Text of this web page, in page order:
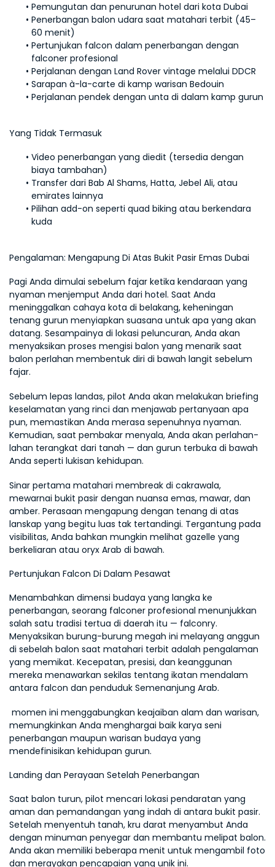
Pemungutan dan penurunan hotel dari kota Dubai
Penerbangan balon udara saat matahari terbit (45–
60 menit)
Pertunjukan falcon dalam penerbangan dengan
falconer profesional
Perjalanan dengan Land Rover vintage melalui DDCR
Sarapan à-la-carte di kamp warisan Bedouin
Perjalanan pendek dengan unta di dalam kamp gurun
Yang Tidak Termasuk
Video penerbangan yang diedit (tersedia dengan
biaya tambahan)
Transfer dari Bab Al Shams, Hatta, Jebel Ali, atau
emirates lainnya
Pilihan add-on seperti quad biking atau berkendara
kuda
Pengalaman: Mengapung Di Atas Bukit Pasir Emas Dubai
Pagi Anda dimulai sebelum fajar ketika kendaraan yang
nyaman menjemput Anda dari hotel. Saat Anda
meninggalkan cahaya kota di belakang, keheningan
tenang gurun menyiapkan suasana untuk apa yang akan
datang. Sesampainya di lokasi peluncuran, Anda akan
menyaksikan proses mengisi balon yang menarik saat
balon perlahan membentuk diri di bawah langit sebelum
fajar.
Sebelum lepas landas, pilot Anda akan melakukan briefing
keselamatan yang rinci dan menjawab pertanyaan apa
pun, memastikan Anda merasa sepenuhnya nyaman.
Kemudian, saat pembakar menyala, Anda akan perlahan-
lahan terangkat dari tanah — dan gurun terbuka di bawah
Anda seperti lukisan kehidupan.
Sinar pertama matahari membreak di cakrawala,
mewarnai bukit pasir dengan nuansa emas, mawar, dan
amber. Perasaan mengapung dengan tenang di atas
lanskap yang begitu luas tak tertandingi. Tergantung pada
visibilitas, Anda bahkan mungkin melihat gazelle yang
berkeliaran atau oryx Arab di bawah.
Pertunjukan Falcon Di Dalam Pesawat
Menambahkan dimensi budaya yang langka ke
penerbangan, seorang falconer profesional menunjukkan
salah satu tradisi tertua di daerah itu — falconry.
Menyaksikan burung-burung megah ini melayang anggun
di sebelah balon saat matahari terbit adalah pengalaman
yang memikat. Kecepatan, presisi, dan keanggunan
mereka menawarkan sekilas tentang ikatan mendalam
antara falcon dan penduduk Semenanjung Arab.
memungkinkan Anda menghargai baik karya seni
penerbangan maupun warisan budaya yang
mendefinisikan kehidupan gurun.
Landing dan Perayaan Setelah Penerbangan
Saat balon turun, pilot mencari lokasi pendaratan yang
aman dan pemandangan yang indah di antara bukit pasir.
Setelah menyentuh tanah, kru darat menyambut Anda
dengan minuman penyegar dan membantu melipat balon.
Anda akan memiliki beberapa menit untuk mengambil foto
dan merayakan pencapaian yang unik ini.